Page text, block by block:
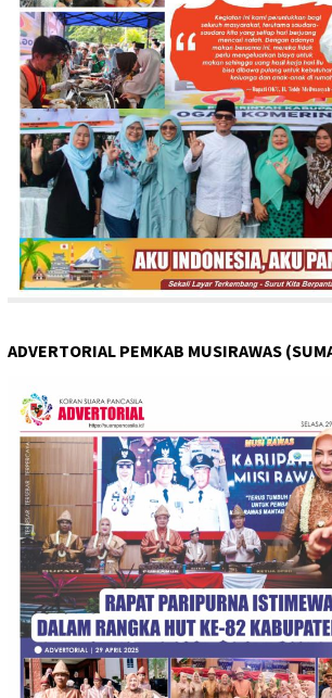
ADVERTORIAL PEMKAB MUSIRAWAS